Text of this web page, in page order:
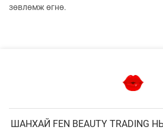
зөвлөмж өгнө.
ШАНХАЙ FEN BEAUTY